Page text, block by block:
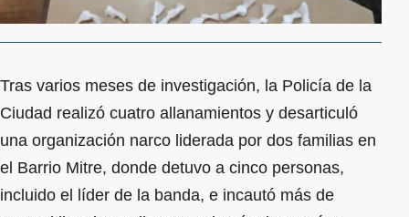
Tras varios meses de investigación, la Policía de la
Ciudad realizó cuatro allanamientos y desarticuló
una organización narco liderada por dos familias en
el Barrio Mitre, donde detuvo a cinco personas,
incluido el líder de la banda, e incautó más de